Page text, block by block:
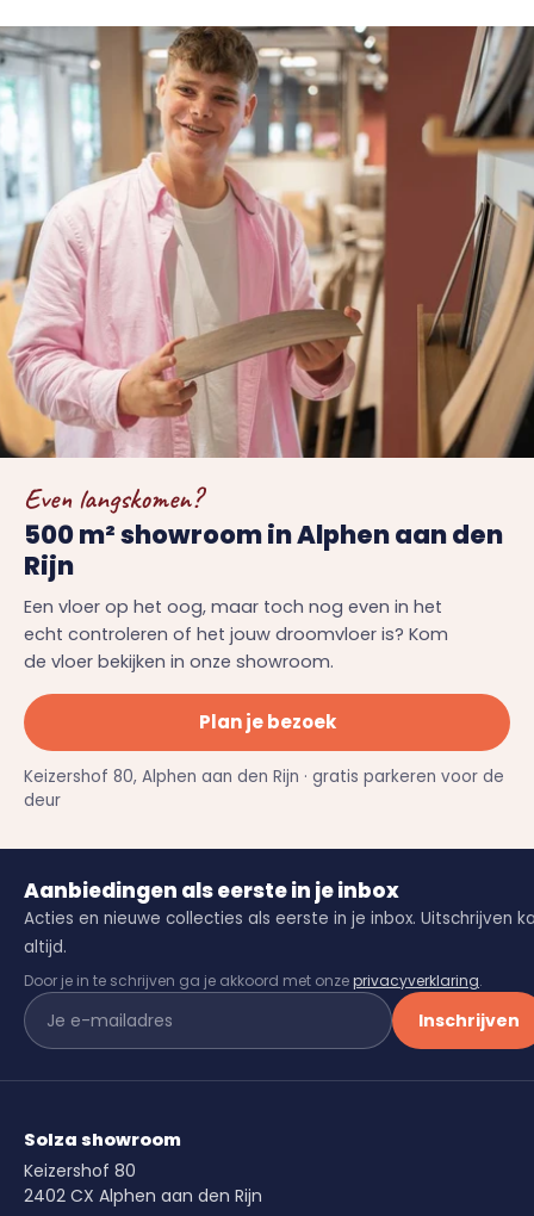
Even langskomen?
500 m² showroom in Alphen aan den
Rijn
Een vloer op het oog, maar toch nog even in het
echt controleren of het jouw droomvloer is? Kom
de vloer bekijken in onze showroom.
Plan je bezoek
Keizershof 80, Alphen aan den Rijn · gratis parkeren voor de
deur
Aanbiedingen als eerste in je inbox
Acties en nieuwe collecties als eerste in je inbox. Uitschrijven
altijd.
Door je in te schrijven ga je akkoord met onzeprivacyverklaring.
Inschrijven
Solza showroom
Keizershof 80
2402 CX Alphen aan den Rijn